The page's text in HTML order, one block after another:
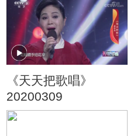
《天天把歌唱》
20200309